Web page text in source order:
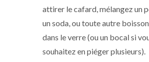
attirer le cafard, mélangez un
un soda, ou toute autre
dans le verre (ou un bocal si
souhaitez en piéger plusieurs).